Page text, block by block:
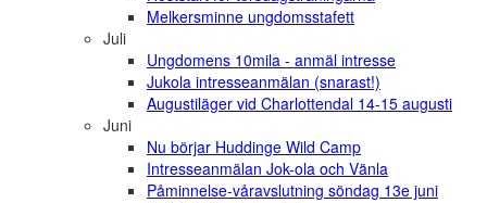
Melkersminne ungdomsstafett
Juli
Ungdomens 10mila - anmäl intresse
Jukola intresseanmälan (snarast!)
Augustiläger vid Charlottendal 14-15 augusti
Juni
Nu börjar Huddinge Wild Camp
Intresseanmälan Jok-ola och Vänla
Påminnelse-våravslutning söndag 13e juni